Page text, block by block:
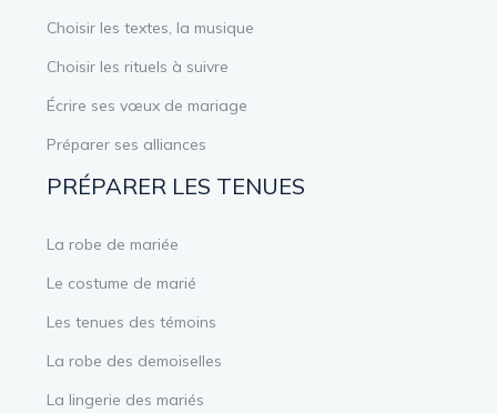
Choisir les textes, la musique
Choisir les rituels à suivre
Écrire ses vœux de mariage
Préparer ses alliances
PRÉPARER LES TENUES
La robe de mariée
Le costume de marié
Les tenues des témoins
La robe des demoiselles
La lingerie des mariés